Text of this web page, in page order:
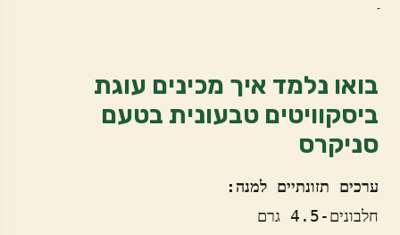
בואו נלמד איך מכינים עוגת
ביסקוויטים טבעונית בטעם
סניקרס
ערכים תזונתיים למנה:
חלבונים-4.5 גרם